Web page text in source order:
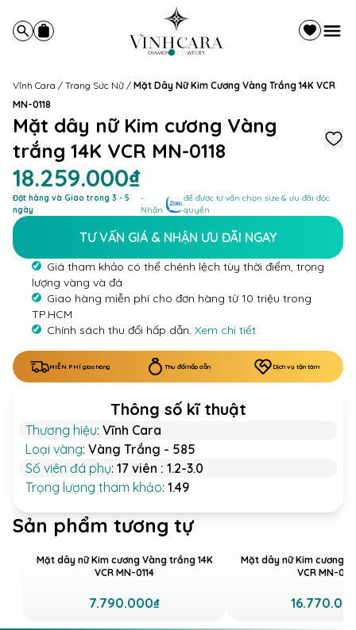
Vĩnh Cara / Trang Sức Nữ / Mặt Dây Nữ Kim Cương Vàng Trắng 14K VCR
MN-0118
Mặt dây nữ Kim cương Vàng
trắng 14K VCR MN-0118
18.259.000₫
Đặt hàng và Giao trong 3 - 5
ngày
-
Nhấn
để được tư vấn chọn size & ưu đãi độc
quyền
TƯ VẤN GIÁ & NHẬN ƯU ĐÃI NGAY
Giá tham khảo có thể chênh lệch tùy thời điểm, trọng
lượng vàng và đá
Giao hàng miễn phí cho đơn hàng từ 10 triệu trong
TP.HCM
Chính sách thu đổi hấp dẫn. Xem chi tiết
MIỄN PHÍ giao hàng Thu đổi hấp dẫn Dịch vụ tận tâm
Thông số kĩ thuật
Thương hiệu: Vĩnh Cara
Loại vàng: Vàng Trắng - 585
Số viên đá phụ: 17 viên : 1.2-3.0
Trọng lượng tham khảo: 1.49
Sản phẩm tương tự
Mặt dây nữ Kim cương Vàng trắng 14K
VCR MN-0114
7.790.000₫
Mặt dây nữ Kim cương
VCR MN-